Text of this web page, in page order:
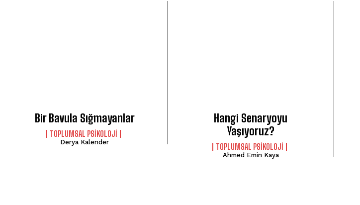
Bir Bavula Sığmayanlar
TOPLUMSAL PSIKOLOJI
Derya Kalender
Hangi Senaryoyu
Yaşıyoruz?
TOPLUMSAL PSIKOLOJI
Ahmed Emin Kaya